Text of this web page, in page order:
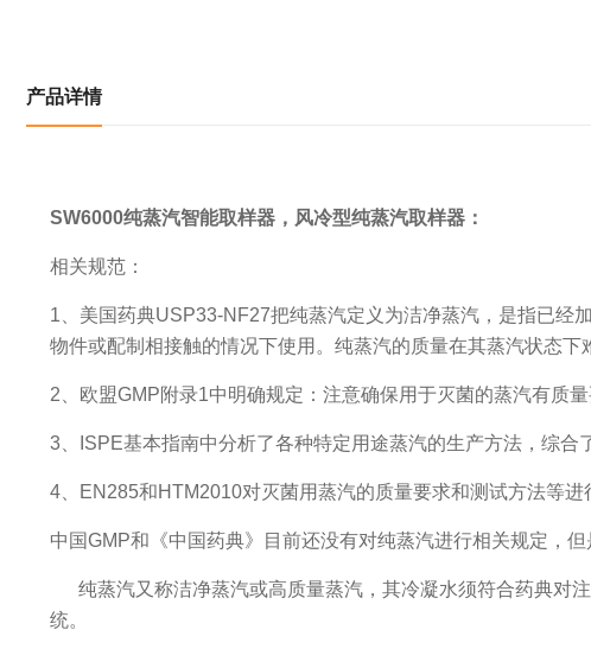
产品详情
SW6000纯蒸汽智能取样器，风冷型纯蒸汽取样器：
相关规范：
1、美国药典USP33-NF27把纯蒸汽定义为洁净蒸汽，是指已经
物件或配制相接触的情况下使用。纯蒸汽的质量在其蒸汽状态下
2、欧盟GMP附录1中明确规定：注意确保用于灭菌的蒸汽有质
3、ISPE基本指南中分析了各种特定用途蒸汽的生产方法，综
4、EN285和HTM2010对灭菌用蒸汽的质量要求和测试方法等进
中国GMP和《中国药典》目前还没有对纯蒸汽进行相关规定，
纯蒸汽又称洁净蒸汽或高质量蒸汽，其冷凝水须符合药典对
统。